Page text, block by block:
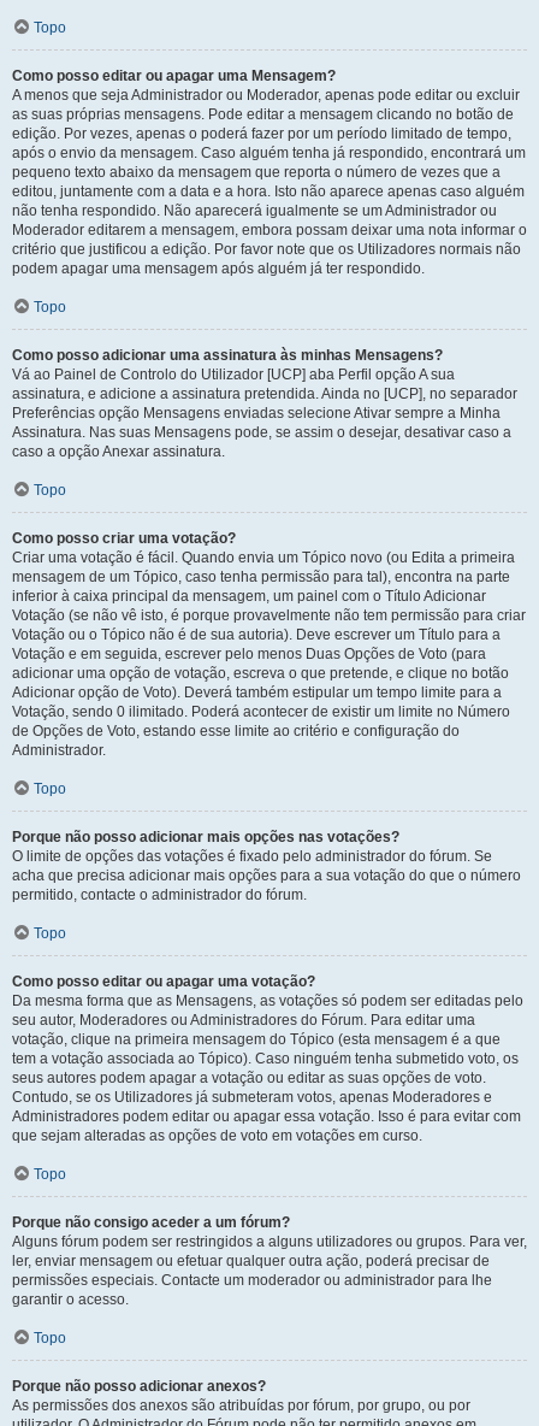
Topo
Como posso editar ou apagar uma Mensagem?
A menos que seja Administrador ou Moderador, apenas pode editar ou excluir
as suas próprias mensagens. Pode editar a mensagem clicando no botão de
edição. Por vezes, apenas o poderá fazer por um período limitado de tempo,
após o envio da mensagem. Caso alguém tenha já respondido, encontrará um
pequeno texto abaixo da mensagem que reporta o número de vezes que a
editou, juntamente com a data e a hora. Isto não aparece apenas caso alguém
não tenha respondido. Não aparecerá igualmente se um Administrador ou
Moderador editarem a mensagem, embora possam deixar uma nota informar o
critério que justificou a edição. Por favor note que os Utilizadores normais não
podem apagar uma mensagem após alguém já ter respondido.
Topo
Como posso adicionar uma assinatura às minhas Mensagens?
Vá ao Painel de Controlo do Utilizador [UCP] aba Perfil opção A sua
assinatura, e adicione a assinatura pretendida. Ainda no [UCP], no separador
Preferências opção Mensagens enviadas selecione Ativar sempre a Minha
Assinatura. Nas suas Mensagens pode, se assim o desejar, desativar caso a
caso a opção Anexar assinatura.
Topo
Como posso criar uma votação?
Criar uma votação é fácil. Quando envia um Tópico novo (ou Edita a primeira
mensagem de um Tópico, caso tenha permissão para tal), encontra na parte
inferior à caixa principal da mensagem, um painel com o Título Adicionar
Votação (se não vê isto, é porque provavelmente não tem permissão para criar
Votação ou o Tópico não é de sua autoria). Deve escrever um Título para a
Votação e em seguida, escrever pelo menos Duas Opções de Voto (para
adicionar uma opção de votação, escreva o que pretende, e clique no botão
Adicionar opção de Voto). Deverá também estipular um tempo limite para a
Votação, sendo 0 ilimitado. Poderá acontecer de existir um limite no Número
de Opções de Voto, estando esse limite ao critério e configuração do
Administrador.
Topo
Porque não posso adicionar mais opções nas votações?
O limite de opções das votações é fixado pelo administrador do fórum. Se
acha que precisa adicionar mais opções para a sua votação do que o número
permitido, contacte o administrador do fórum.
Topo
Como posso editar ou apagar uma votação?
Da mesma forma que as Mensagens, as votações só podem ser editadas pelo
seu autor, Moderadores ou Administradores do Fórum. Para editar uma
votação, clique na primeira mensagem do Tópico (esta mensagem é a que
tem a votação associada ao Tópico). Caso ninguém tenha submetido voto, os
seus autores podem apagar a votação ou editar as suas opções de voto.
Contudo, se os Utilizadores já submeteram votos, apenas Moderadores e
Administradores podem editar ou apagar essa votação. Isso é para evitar com
que sejam alteradas as opções de voto em votações em curso.
Topo
Porque não consigo aceder a um fórum?
Alguns fórum podem ser restringidos a alguns utilizadores ou grupos. Para ver,
ler, enviar mensagem ou efetuar qualquer outra ação, poderá precisar de
permissões especiais. Contacte um moderador ou administrador para lhe
garantir o acesso.
Topo
Porque não posso adicionar anexos?
As permissões dos anexos são atribuídas por fórum, por grupo, ou por